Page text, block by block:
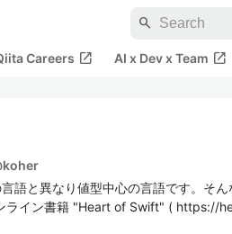
search
Careers open_in_new AI x Dev x Team open_in_new
koher
語と異なり値型中心の言語です。そ
ライン書籍 "Heart of Swift" ( https://